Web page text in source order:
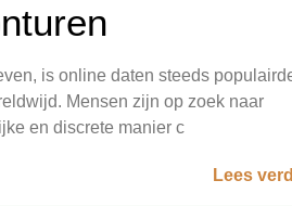
is online daten steeds
Mensen zijn op zoek naar
en discrete manier c
Lees